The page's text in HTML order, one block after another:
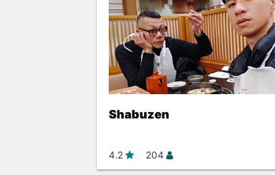
Shabuzen
4.2 204